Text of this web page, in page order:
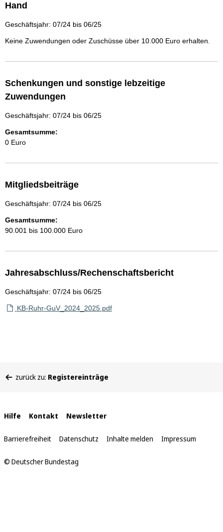
Hand
Geschäftsjahr: 07/24 bis 06/25
Keine Zuwendungen oder Zuschüsse über 10.000 Euro erhalten.
Schenkungen und sonstige lebzeitige
Zuwendungen
Geschäftsjahr: 07/24 bis 06/25
Gesamtsumme:
0 Euro
Mitgliedsbeiträge
Geschäftsjahr: 07/24 bis 06/25
Gesamtsumme:
90.001 bis 100.000 Euro
Jahresabschluss/Rechenschaftsbericht
Geschäftsjahr: 07/24 bis 06/25
KB-Ruhr-GuV_2024_2025.pdf
befinden
zurück zu: Registereinträge
Interne
Links
Hilfe Kontakt Newsletter
Barrierefreiheit Datenschutz Inhalte melden Impressum
© Deutscher Bundestag